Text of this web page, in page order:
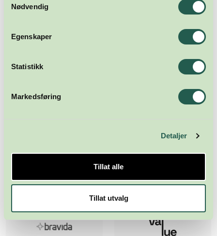
Nødvendig
Egenskaper
Statistikk
Markedsføring
Detaljer
Tillat alle
Tillat utvalg